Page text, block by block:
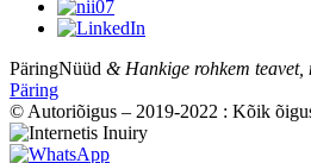
PäringNüüd & Hankige rohkem teavet,
Päring
© Autoriõigus – 2019-2022 : Kõik